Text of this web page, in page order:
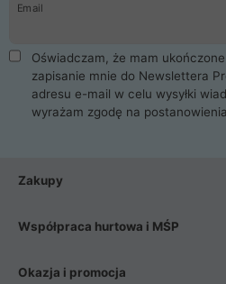
Email
Oświadczam, że mam
zapisanie mnie do Newslettera
adresu e-mail w celu wysyłki
wyrażam zgodę na postanowienia
Zakupy
Współpraca hurtowa i MŚP
Okazja i promocja